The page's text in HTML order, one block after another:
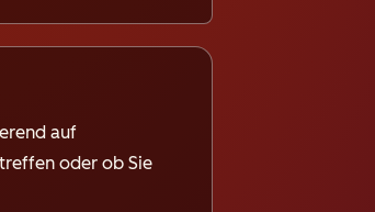
auf
oder ob Sie